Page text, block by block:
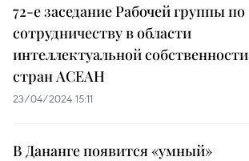
72-е заседание Рабочей группы по
сотрудничеству в области
интеллектуальной собственности
стран АСЕАН
23/04/2024 15:11
В Дананге появится «умный»